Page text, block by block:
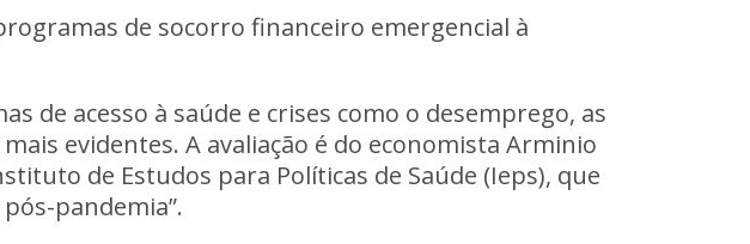
de socorro financeiro emergencial à
de acesso à saúde e crises como o desemprego, as
evidentes. A avaliação é do economista Arminio
de Estudos para Políticas de Saúde (Ieps), que
pandemia”.